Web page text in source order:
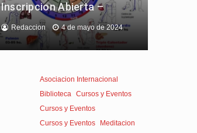
Inscripcion Abierta –
Redaccion 4 de mayo de 2024
Asociacion Internacional
Biblioteca Cursos y Eventos
Cursos y Eventos
Cursos y Eventos
Meditacion